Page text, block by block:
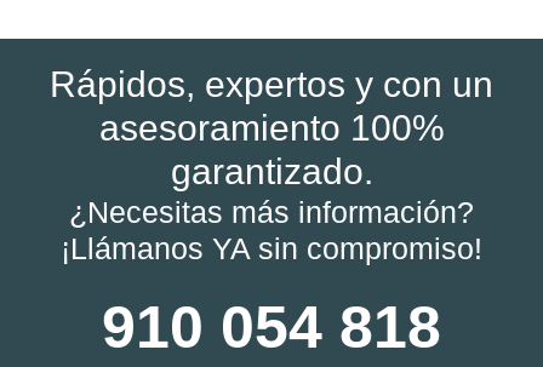
Rápidos, expertos y con un
asesoramiento 100%
garantizado.
¿Necesitas más información?
¡Llámanos YA sin compromiso!
910 054 818